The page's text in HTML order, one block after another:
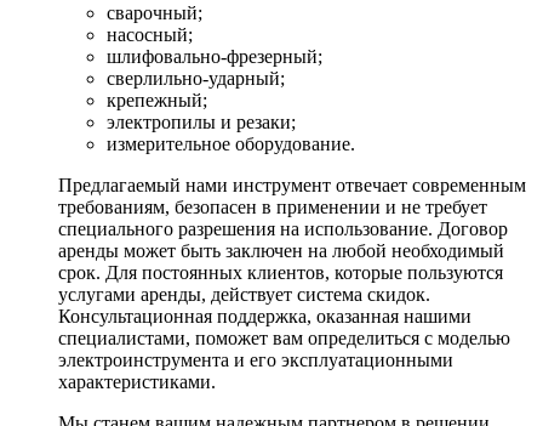
сварочный;
насосный;
шлифовально-фрезерный;
сверлильно-ударный;
крепежный;
электропилы и резаки;
измерительное оборудование.
Предлагаемый нами инструмент отвечает современным
требованиям, безопасен в применении и не требует
специального разрешения на использование. Договор
аренды может быть заключен на любой необходимый
срок. Для постоянных клиентов, которые пользуются
услугами аренды, действует система скидок.
Консультационная поддержка, оказанная нашими
специалистами, поможет вам определиться с моделью
электроинструмента и его эксплуатационными
характеристиками.